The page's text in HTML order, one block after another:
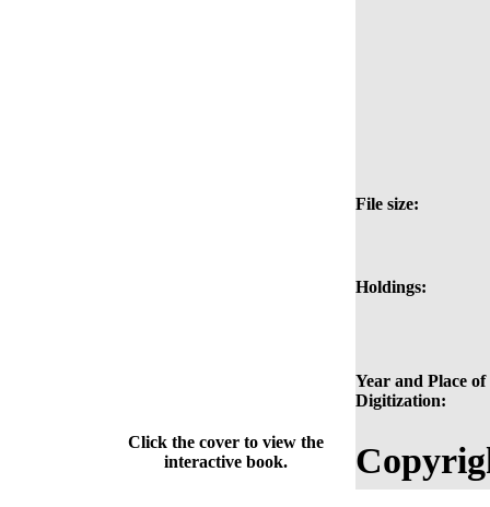
File size:
Holdings:
Year and Place of
Digitization:
Click the cover to view the
interactive book.